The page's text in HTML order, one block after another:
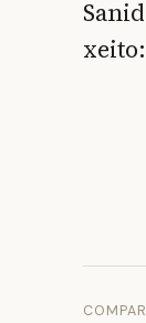
xeito: